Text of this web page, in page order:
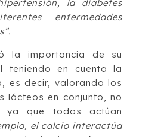
la diabetes
enfermedades
la importancia de su
teniendo en cuenta la
es decir, valorando los
lácteos en conjunto, no
ya que todos actúan
el calcio interactúa